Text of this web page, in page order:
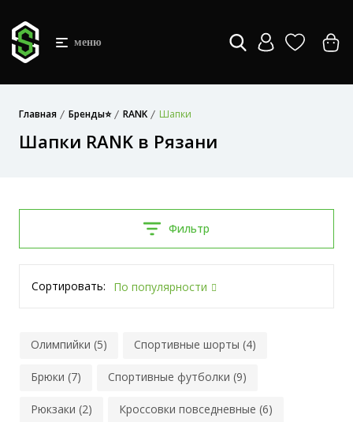
меню
Главная Бренды⭐ RANK Шапки
Шапки RANK в Рязани
Фильтр
Сортировать: По популярности
Олимпийки (5) Спортивные шорты (4)
Брюки (7) Спортивные футболки (9)
Рюкзаки (2) Кроссовки повседневные (6)